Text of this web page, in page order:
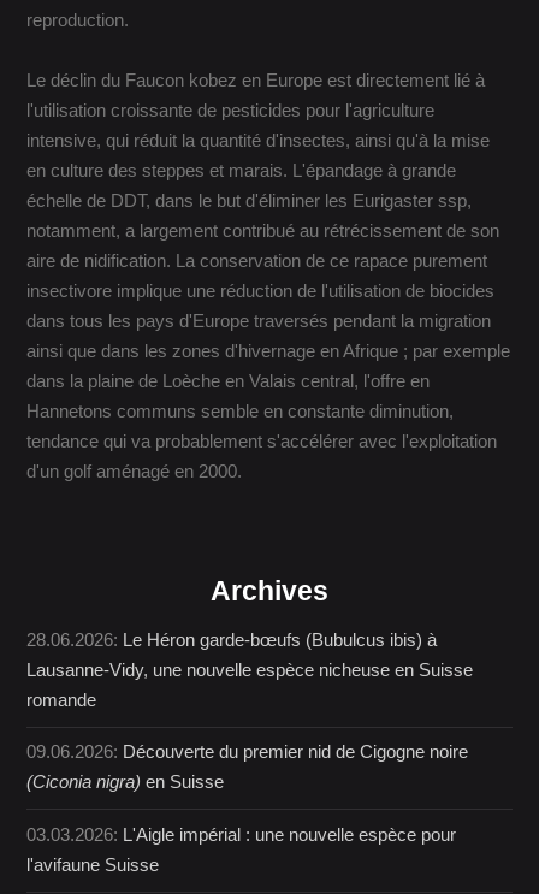
reproduction.
Le déclin du Faucon kobez en Europe est directement lié à
l'utilisation croissante de pesticides pour l'agriculture
intensive, qui réduit la quantité d'insectes, ainsi qu'à la mise
en culture des steppes et marais. L'épandage à grande
échelle de DDT, dans le but d'éliminer les Eurigaster ssp,
notamment, a largement contribué au rétrécissement de son
aire de nidification. La conservation de ce rapace purement
insectivore implique une réduction de l'utilisation de biocides
dans tous les pays d'Europe traversés pendant la migration
ainsi que dans les zones d'hivernage en Afrique ; par exemple
dans la plaine de Loèche en Valais central, l'offre en
Hannetons communs semble en constante diminution,
tendance qui va probablement s'accélérer avec l'exploitation
d'un golf aménagé en 2000.
Archives
28.06.2026: Le Héron garde-bœufs (Bubulcus ibis) à
Lausanne-Vidy, une nouvelle espèce nicheuse en Suisse
romande
09.06.2026: Découverte du premier nid de Cigogne noire
(Ciconia nigra) en Suisse
03.03.2026: L'Aigle impérial : une nouvelle espèce pour
l'avifaune Suisse